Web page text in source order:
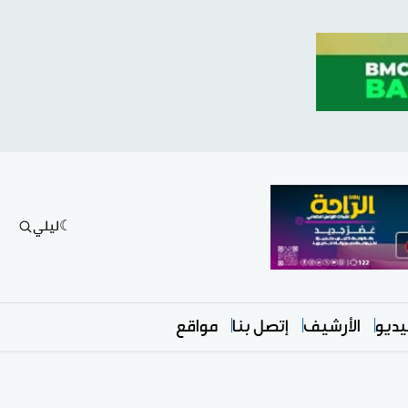
ليلي
الأرشيف إتصل بنا مواقع